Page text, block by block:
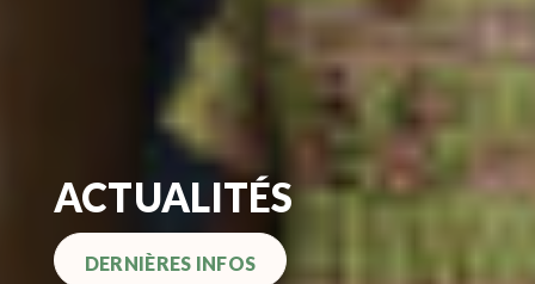
ACTUALITÉS
DERNIÈRES INFOS